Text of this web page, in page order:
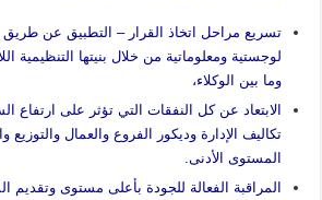
تسريع مراحل اتخاذ القرار – التطبيق عن طريق
لوجستية ومعلوماتية من خلال بنيتها التنظيمية
وما بين الوكلاء،
الابتعاد عن كل النفقات التي تؤثر على ارتفاع
تكاليف الإدارة وديكور الفروع والعمال والتوزيع
المستوى الأدنى.
المراقبة الفعالة للجودة بأعلى مستوى وتقديم